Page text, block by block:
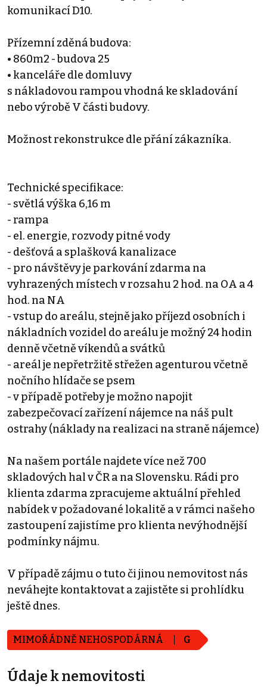
komunikací D10.
Přízemní zděná budova:
• 860m2 - budova 25
• kanceláře dle domluvy
s nákladovou rampou vhodná ke skladování
nebo výrobě V části budovy.
Možnost rekonstrukce dle přání zákazníka.
Technické specifikace:
- světlá výška 6,16 m
- rampa
- el. energie, rozvody pitné vody
- dešťová a splašková kanalizace
- pro návštěvy je parkování zdarma na
vyhrazených místech v rozsahu 2 hod. na OA a 4
hod. na NA
- vstup do areálu, stejně jako příjezd osobních i
nákladních vozidel do areálu je možný 24 hodin
denně včetně víkendů a svátků
- areál je nepřetržitě střežen agenturou včetně
nočního hlídače se psem
- v případě potřeby je možno napojit
zabezpečovací zařízení nájemce na náš pult
ostrahy (náklady na realizaci na straně nájemce)
Na našem portále najdete více než 700
skladových hal v ČR a na Slovensku. Rádi pro
klienta zdarma zpracujeme aktuální přehled
nabídek v požadované lokalitě a v rámci našeho
zastoupení zajistíme pro klienta nevýhodnější
podmínky nájmu.
V případě zájmu o tuto či jinou nemovitost nás
neváhejte kontaktovat a zajistěte si prohlídku
ještě dnes.
MIMOŘÁDNĚ NEHOSPODÁRNÁ G
Údaje k nemovitosti